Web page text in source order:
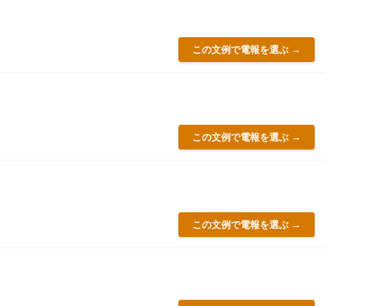
この文例で電報を選ぶ →
この文例で電報を選ぶ →
この文例で電報を選ぶ →